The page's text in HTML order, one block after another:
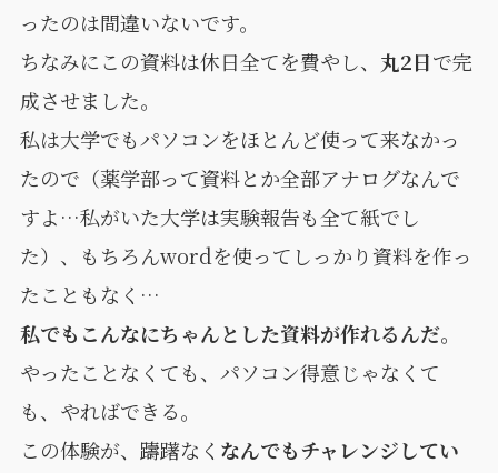
ったのは間違いないです。
ちなみにこの資料は休日全てを費やし、 丸2日で完
成させました。
私は大学でもパソコンをほとんど使って来なかっ
たので（薬学部って資料とか全部アナログなんで
すよ…私がいた大学は実験報告も全て紙でし
た）、もちろんwordを使ってしっかり資料を作っ
たこともなく…
私でもこんなにちゃんとした資料が作れるんだ。
やったことなくても、パソコン得意じゃなくて
も、やればできる。
この体験が、躊躇なく なんでもチャレンジしてい